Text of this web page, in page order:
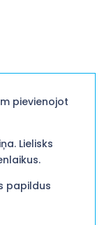
pievienojot
Lielisks
papildus